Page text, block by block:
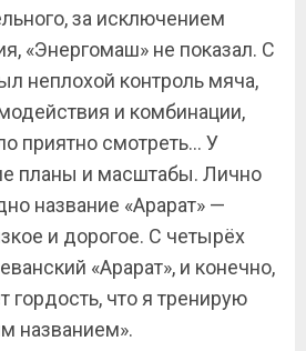
за исключением
«Энергомаш» не показал. С
неплохой контроль мяча,
и комбинации,
приятно смотреть… У
планы и масштабы. Лично
название «Арарат» —
и дорогое. С четырёх
«Арарат», и конечно,
гордость, что я тренирую
названием».